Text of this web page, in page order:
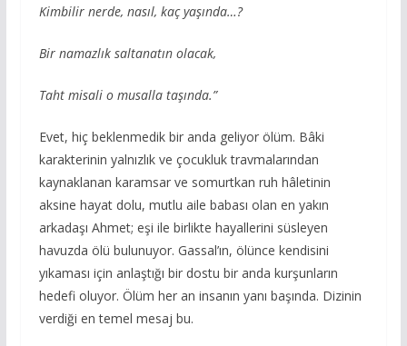
Kimbilir nerde, nasıl, kaç yaşında…?
Bir namazlık saltanatın olacak,
Taht misali o musalla taşında.”
Evet, hiç beklenmedik bir anda geliyor ölüm. Bâki
karakterinin yalnızlık ve çocukluk travmalarından
kaynaklanan karamsar ve somurtkan ruh hâletinin
aksine hayat dolu, mutlu aile babası olan en yakın
arkadaşı Ahmet; eşi ile birlikte hayallerini süsleyen
havuzda ölü bulunuyor. Gassal’ın, ölünce kendisini
yıkaması için anlaştığı bir dostu bir anda kurşunların
hedefi oluyor. Ölüm her an insanın yanı başında. Dizinin
verdiği en temel mesaj bu.